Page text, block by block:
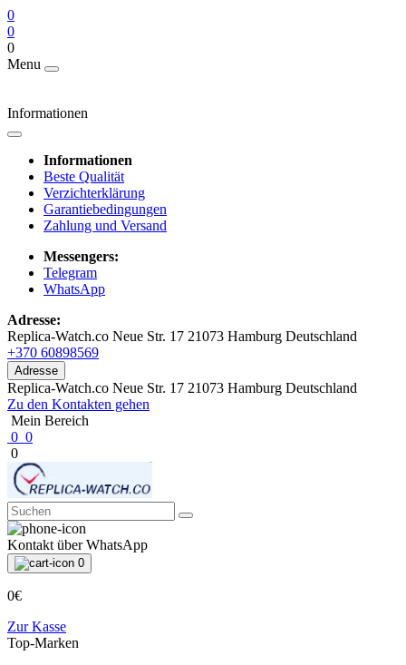
0
0
0
Menu
Informationen
Informationen
Beste Qualität
Verzichterklärung
Garantiebedingungen
Zahlung und Versand
Messengers:
Telegram
WhatsApp
Adresse:
Replica-Watch.co Neue Str. 17 21073 Hamburg Deutschland
+370 60898569
Adresse
Replica-Watch.co Neue Str. 17 21073 Hamburg Deutschland
Zu den Kontakten gehen
Mein Bereich
0 0
0
Kontakt über WhatsApp
0
0€
Zur Kasse
Top-Marken